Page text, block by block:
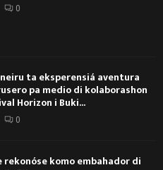
0
ta eksperensiá aventura
pa medio di kolaborashon
Horizon i Buki...
0
komo embahador di